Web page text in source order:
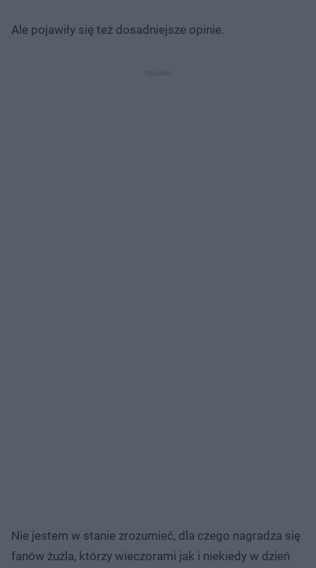
Ale pojawiły się też dosadniejsze opinie.
Nie jestem w stanie zrozumieć, dla czego nagradza się
fanów żużla, którzy wieczorami jak i niekiedy w dzień